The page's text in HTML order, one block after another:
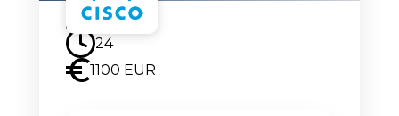
Uskoro
24
1100 EUR